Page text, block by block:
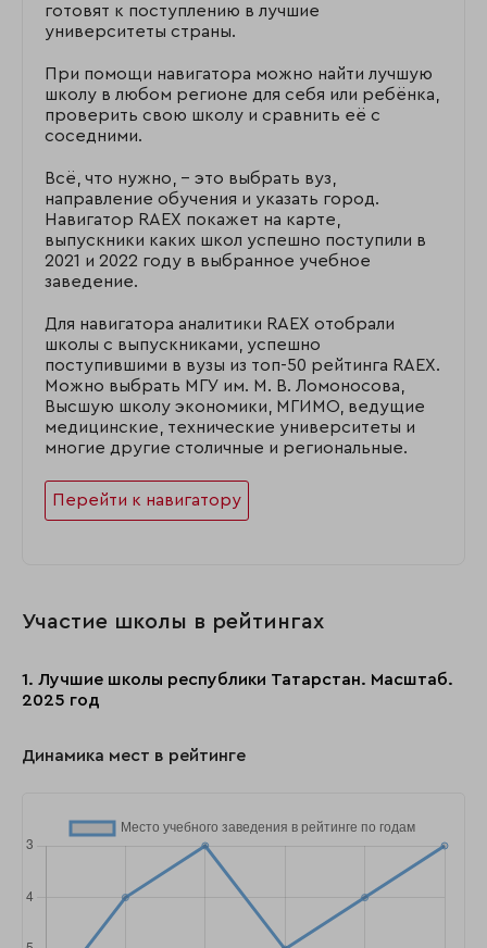
готовят к поступлению в лучшие
университеты страны.
При помощи навигатора можно найти лучшую
школу в любом регионе для себя или ребёнка,
проверить свою школу и сравнить её с
соседними.
Всё, что нужно, – это выбрать вуз,
направление обучения и указать город.
Навигатор RAEX покажет на карте,
выпускники каких школ успешно поступили в
2021 и 2022 году в выбранное учебное
заведение.
Для навигатора аналитики RAEX отобрали
школы с выпускниками, успешно
поступившими в вузы из топ-50 рейтинга RAEX.
Можно выбрать МГУ им. М. В. Ломоносова,
Высшую школу экономики, МГИМО, ведущие
медицинские, технические университеты и
многие другие столичные и региональные.
Перейти к навигатору
Участие школы в рейтингах
1. Лучшие школы республики Татарстан. Масштаб.
2025 год
Динамика мест в рейтинге